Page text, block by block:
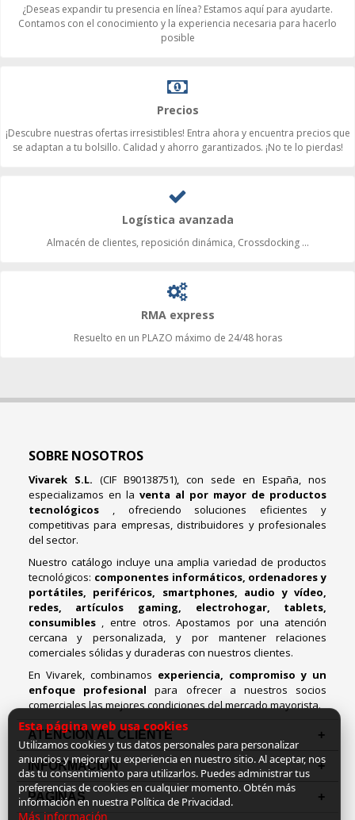
¿Deseas expandir tu presencia en línea? Estamos aquí para ayudarte.
Contamos con el conocimiento y la experiencia necesaria para hacerlo
posible
Precios
¡Descubre nuestras ofertas irresistibles! Entra ahora y encuentra precios que
se adaptan a tu bolsillo. Calidad y ahorro garantizados. ¡No te lo pierdas!
Logística avanzada
Almacén de clientes, reposición dinámica, Crossdocking ...
RMA express
Resuelto en un PLAZO máximo de 24/48 horas
SOBRE NOSOTROS
Vivarek S.L. (CIF B90138751), con sede en España, nos
especializamos en la venta al por mayor de productos
tecnológicos , ofreciendo soluciones eficientes y
competitivas para empresas, distribuidores y profesionales
del sector.
Nuestro catálogo incluye una amplia variedad de productos
tecnológicos: componentes informáticos, ordenadores y
portátiles, periféricos, smartphones, audio y vídeo,
redes, artículos gaming, electrohogar, tablets,
consumibles , entre otros. Apostamos por una atención
cercana y personalizada, y por mantener relaciones
comerciales sólidas y duraderas con nuestros clientes.
En Vivarek, combinamos experiencia, compromiso y un
enfoque profesionalpara ofrecer a nuestros socios
comerciales las mejores condiciones del mercado mayorista.
ATENCIÓN AL CLIENTE
INFORMACION
PAGINAS
Esta página web usa cookies
Utilizamos cookies y tus datos personales para personalizar
anuncios y mejorar tu experiencia en nuestro sitio. Al aceptar, nos
das tu consentimiento para utilizarlos. Puedes administrar tus
preferencias de cookies en cualquier momento. Obtén más
información en nuestra Política de Privacidad.
Más información